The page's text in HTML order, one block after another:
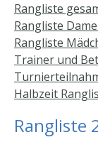
Rangliste
Rangliste
Rangliste
Trainer und
Halbzeit
Rangliste